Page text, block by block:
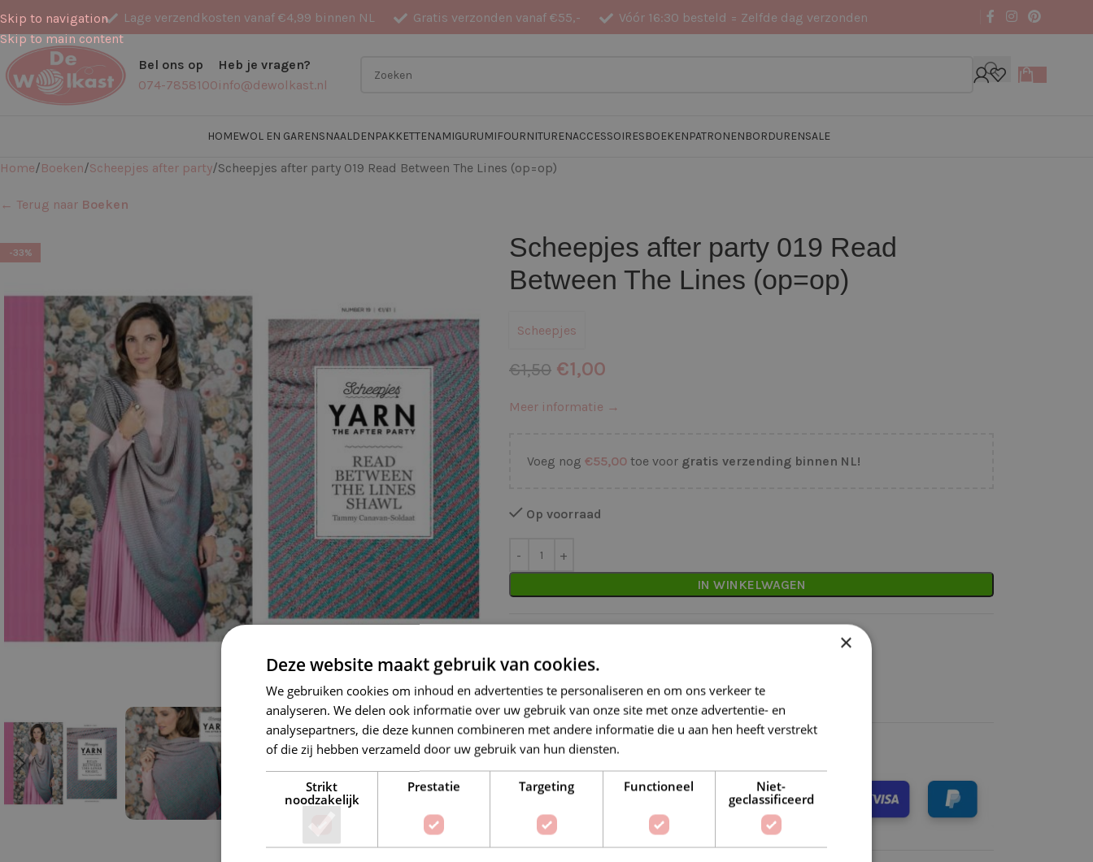
Skip to navigation
Skip to main content
Lage verzendkosten vanaf €4,99 binnen NL Gratis verzonden vanaf €55,- Vóór 16:30 besteld = Zelfde dag verzonden
Bel ons op
074-7858100
Heb je vragen?
info@dewolkast.nl
HOMEWOL EN GARENSNAALDENPAKKETTENAMIGURUMIFOURNITURENACCESSOIRESBOEKENPATRONENBORDURENSALE
Home Boeken Scheepjes after party Scheepjes after party 019 Read Between The Lines (op=op)
← Terug naar Boeken
-33%
Scheepjes after party 019 Read
Between The Lines (op=op)
Scheepjes
€1,50 €1,00
Meer informatie →
Voeg nog €55,00toe voor gratis verzending binnen NL!
Op voorraad
IN WINKELWAGEN
Lage verzendkosten vanaf € 4,99 binnen NL
Gratis verzonden vanaf €55,-
Vóór 16:30 besteld = Zelfde (werk)dag verzonden
Veilig online betalen
×
Deze website maakt gebruik van cookies.
We gebruiken cookies om inhoud en advertenties te personaliseren en om ons verkeer te
analyseren. We delen ook informatie over uw gebruik van onze site met onze advertentie- en
analysepartners, die deze kunnen combineren met andere informatie die u aan hen heeft verstrekt
of die zij hebben verzameld door uw gebruik van hun diensten.
Strikt
noodzakelijk
Prestatie Targeting Functioneel
Niet-
geclassificeerd